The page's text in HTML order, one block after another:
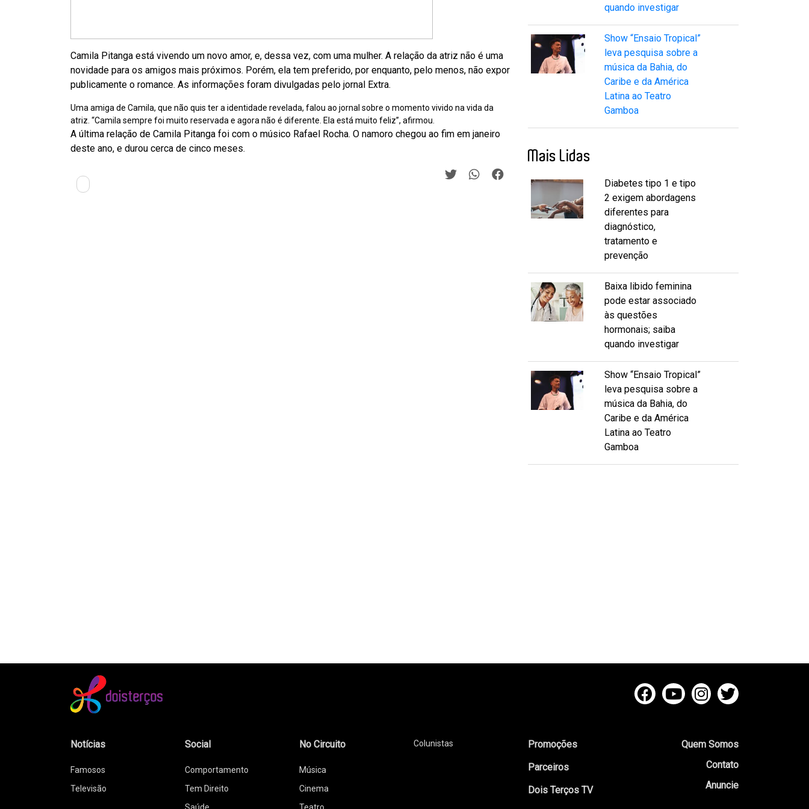
Camila Pitanga está vivendo um novo amor, e, dessa vez, com uma mulher. A relação da atriz não é uma
novidade para os amigos mais próximos. Porém, ela tem preferido, por enquanto, pelo menos, não expor
publicamente o romance. As informações foram divulgadas pelo jornal Extra.
Uma amiga de Camila, que não quis ter a identidade revelada, falou ao jornal sobre o momento vivido na vida da
atriz. “Camila sempre foi muito reservada e agora não é diferente. Ela está muito feliz”, afirmou.
A última relação de Camila Pitanga foi com o músico Rafael Rocha. O namoro chegou ao fim em janeiro
deste ano, e durou cerca de cinco meses.
quando investigar
Show “Ensaio Tropical”
leva pesquisa sobre a
música da Bahia, do
Caribe e da América
Latina ao Teatro
Gamboa
Mais Lidas
Diabetes tipo 1 e tipo
2 exigem abordagens
diferentes para
diagnóstico,
tratamento e
prevenção
Baixa libido feminina
pode estar associado
às questões
hormonais; saiba
quando investigar
Show “Ensaio Tropical”
leva pesquisa sobre a
música da Bahia, do
Caribe e da América
Latina ao Teatro
Gamboa
Notícias
Famosos
Televisão
Social
Comportamento
Tem Direito
Saúde
No Circuito
Música
Cinema
Teatro
Colunistas
Promoções
Parceiros
Dois Terços TV
Quem Somos
Contato
Anuncie